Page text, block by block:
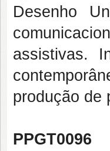
Desenho
assistivas.
produção de
PPGT0096